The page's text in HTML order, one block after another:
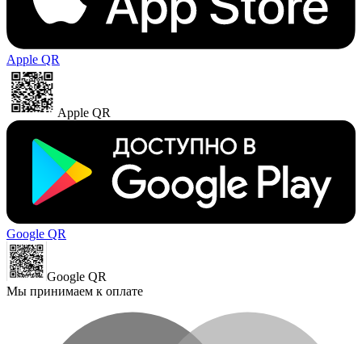
Apple QR
Apple QR
Google QR
Google QR
Мы принимаем к оплате